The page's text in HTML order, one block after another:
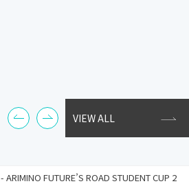
VIEW ALL
-ARIMINO FUTURE’S ROAD STUDENT CUP 2